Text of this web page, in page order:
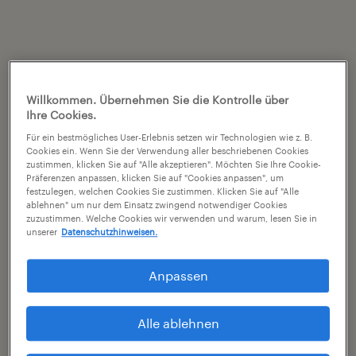
Willkommen. Übernehmen Sie die Kontrolle über
Ihre Cookies.
Für ein bestmögliches User-Erlebnis setzen wir Technologien wie z. B.
Cookies ein. Wenn Sie der Verwendung aller beschriebenen Cookies
zustimmen, klicken Sie auf "Alle akzeptieren". Möchten Sie Ihre Cookie-
Präferenzen anpassen, klicken Sie auf "Cookies anpassen", um
festzulegen, welchen Cookies Sie zustimmen. Klicken Sie auf "Alle
ablehnen" um nur dem Einsatz zwingend notwendiger Cookies
zuzustimmen. Welche Cookies wir verwenden und warum, lesen Sie in
unserer Datenschutzhinweisen.
Anpassen
Alle ablehnen